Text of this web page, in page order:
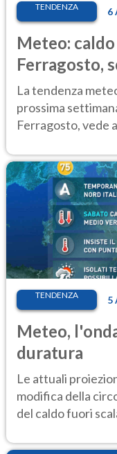
TENDENZA 6
Meteo:
Ferragosto,
Ecco dove
La tendenza
prossima
Ferragosto, vede
TENDENZA 5
Meteo,
duratura
Le attuali
modifica della
del caldo fuori